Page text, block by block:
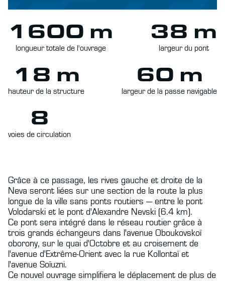
1600 m
longueur totale de l'ouvrage
38 m
largeur du pont
18 m
hauteur de la structure
60 m
largeur de la passe navigable
8
voies de circulation
Grâce à ce passage, les rives gauche et droite de la
Neva seront liées sur une section de la route la plus
longue de la ville sans ponts routiers — entre le pont
Volodarski et le pont d'Alexandre Nevski (6.4 km).
Ce pont sera intégré dans le réseau routier grâce à
trois grands échangeurs dans l'avenue Oboukovskoï
oborony, sur le quai d'Octobre et au croisement de
l'avenue d'Extrême-Orient avec la rue Kollontaï et
l'avenue Soïuzni.
Ce nouvel ouvrage simplifiera le déplacement de plus de